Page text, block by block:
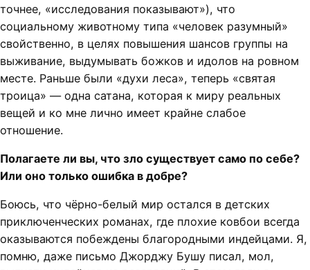
точнее, «исследования показывают»), что
социальному животному типа «человек разумный»
свойственно, в целях повышения шансов группы на
выживание, выдумывать божков и идолов на ровном
месте. Раньше были «духи леса», теперь «святая
троица» — одна сатана, которая к миру реальных
вещей и ко мне лично имеет крайне слабое
отношение.
Полагаете ли вы, что зло существует само по себе?
Или оно только ошибка в добре?
Боюсь, что чёрно-белый мир остался в детских
приключенческих романах, где плохие ковбои всегда
оказываются побеждены благородными индейцами. Я,
помню, даже письмо Джорджу Бушу писал, мол,